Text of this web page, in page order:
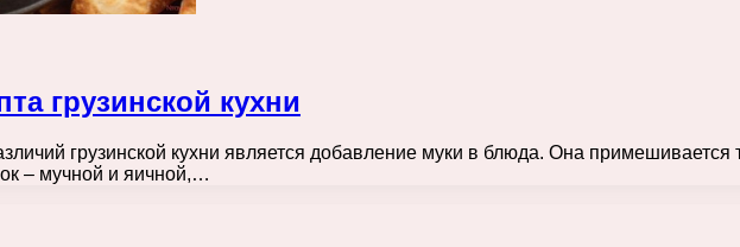
грузинской кухни
грузинской кухни является добавление муки в блюда. Она
– мучной и яичной,…